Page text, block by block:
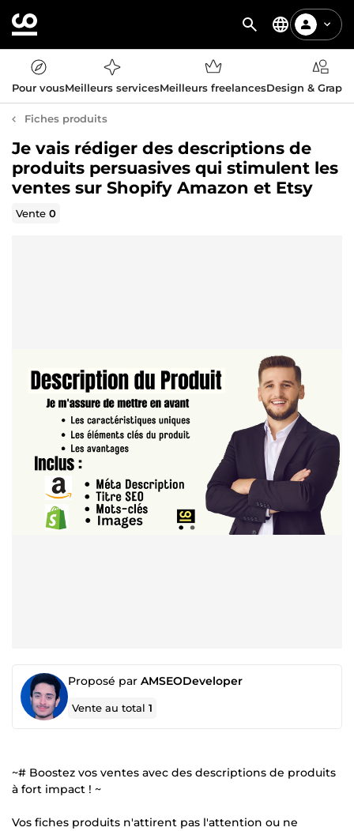
Pour vousMeilleurs servicesMeilleurs freelancesDesign &
Fiches produits
Je vais rédiger des descriptions de
produits persuasives qui stimulent les
ventes sur Shopify Amazon et Etsy
Vente0
Proposé par AMSEODeveloper
Vente au total1
~# Boostez vos ventes avec des descriptions de produits
à fort impact ! ~
Vos fiches produits n'attirent pas l'attention ou ne